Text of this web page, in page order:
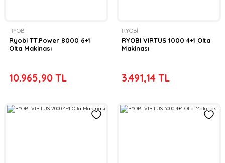
RYOBİ
Ryobi TT.Power 8000 6+1
Olta Makinası
10.965,90 TL
RYOBİ
RYOBI VIRTUS 1000 4+1 Olta
Makinası
3.491,14 TL